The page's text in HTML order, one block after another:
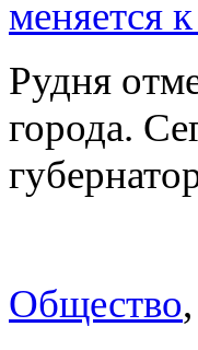
меняется
Рудня
города.
Общество,